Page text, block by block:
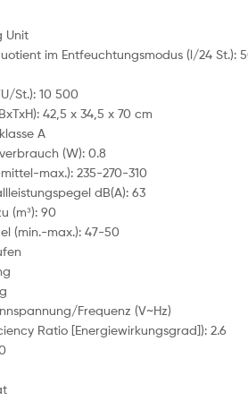
Unit
im Entfeuchtungsmodus (l/24 St.):
St.): 10 500
42,5 x 34,5 x 70 cm
A
(W): 0.8
max.): 235-270-310
dB(A): 63
(m³): 90
(min.-max.): 47-50
Frequenz (V~Hz)
Ratio [Energiewirkungsgrad]): 2.6